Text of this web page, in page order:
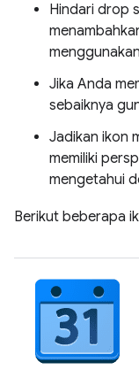
Hindari drop
Jika Anda
sebaiknya
Jadikan ikon
memiliki
mengetahui
Berikut beberapa